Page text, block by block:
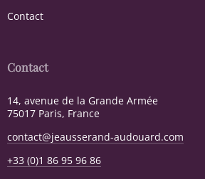
Contact
Contact
14, avenue de la Grande Armée
75017 Paris, France
contact@jeausserand-audouard.com
+33 (0)1 86 95 96 86